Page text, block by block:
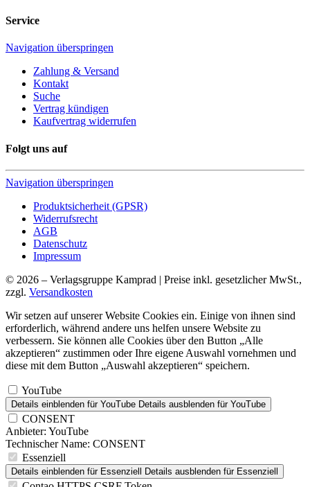
Service
Navigation überspringen
Zahlung & Versand
Kontakt
Suche
Vertrag kündigen
Kaufvertrag widerrufen
Folgt uns auf
Navigation überspringen
Produktsicherheit (GPSR)
Widerrufsrecht
AGB
Datenschutz
Impressum
© 2026 – Verlagsgruppe Kamprad | Preise inkl. gesetzlicher MwSt.,
zzgl. Versandkosten
Wir setzen auf unserer Website Cookies ein. Einige von ihnen sind
erforderlich, während andere uns helfen unsere Website zu
verbessern. Sie können alle Cookies über den Button „Alle
akzeptieren“ zustimmen oder Ihre eigene Auswahl vornehmen und
diese mit dem Button „Auswahl akzeptieren“ speichern.
YouTube
Details einblenden für YouTube Details ausblenden für YouTube
CONSENT
Anbieter: YouTube
Technischer Name: CONSENT
Essenziell
Details einblenden für Essenziell Details ausblenden für Essenziell